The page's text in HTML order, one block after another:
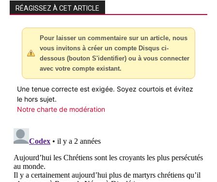
RÉAGISSEZ À CET ARTICLE
Pour laisser un commentaire sur un article, nous
vous invitons à créer un compte Disqus ci-
dessous (bouton S'identifier) ou à vous connecter
avec votre compte existant.
Une tenue correcte est exigée. Soyez courtois et évitez
le hors sujet.
Notre charte de modération